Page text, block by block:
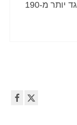
"אוסף MGM עם מריוט בונוי", מאגד יותר מ-190